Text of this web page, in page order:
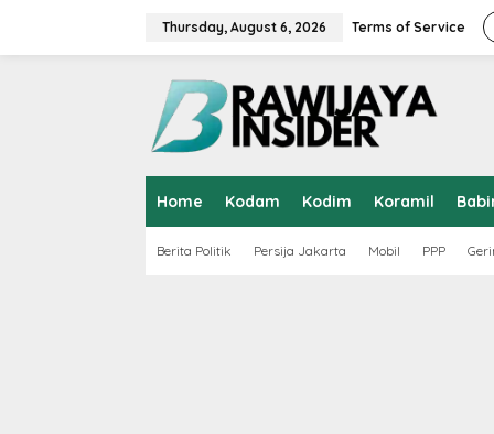
Thursday, August 6, 2026 Terms of Service
Home Kodam Kodim Koramil
Berita Politik Persija Jakarta Mobil PPP